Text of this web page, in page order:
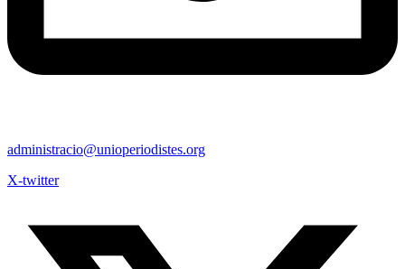
administracio@unioperiodistes.org
X-twitter